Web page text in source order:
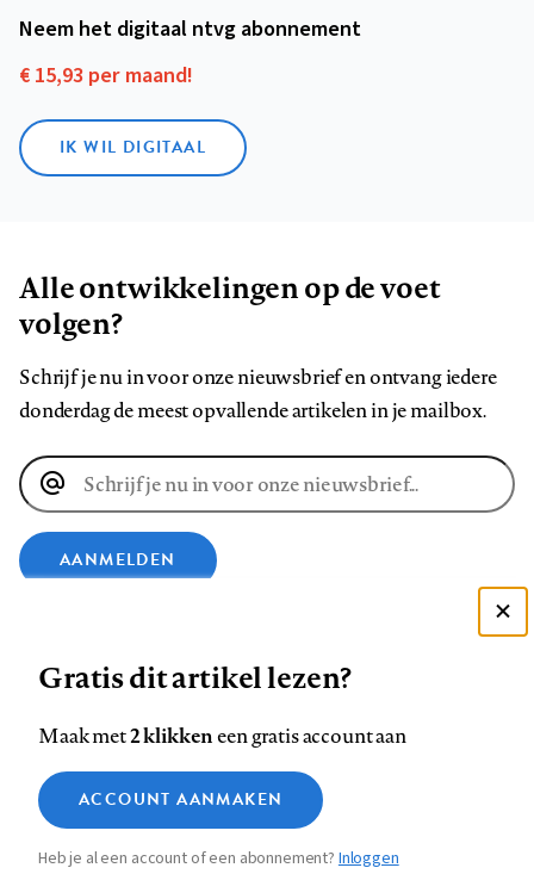
Neem het digitaal ntvg abonnement
€ 15,93 per maand!
IK WIL DIGITAAL
Alle ontwikkelingen op de voet
volgen?
Schrijf je nu in voor onze nieuwsbrief en ontvang iedere
donderdag de meest opvallende artikelen in je mailbox.
E-
mailadres
AANMELDEN
ons
op
Facebook
ons
op
LinkedIn
ons
op
Bluesky
ons
op
Instagram
ons
YouTube
ons
Footer
Contact Colofon Disclaimer Privacy
Medische vragen verdienen
betrouwbare antwoorden
Zie onze cookie policy
Analytische cookies
Marketing cookies
Gratis dit artikel lezen?
Maak met2 klikkeneen gratis account aan
ACCOUNT AANMAKEN
Heb je al een account of een abonnement?Inloggen